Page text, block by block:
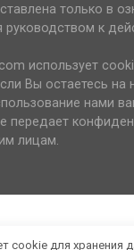
только в
руководством к
использует
Вы остаетесь на
нами
передает
лицам.
cookie для хранения